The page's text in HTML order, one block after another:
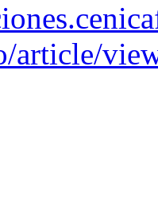
article/